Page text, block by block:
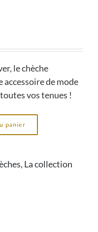
le chèche
accessoire de mode
vos tenues !
panier
, La collection